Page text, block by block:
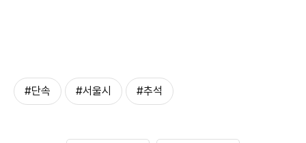
#단속 #서울시 #추석